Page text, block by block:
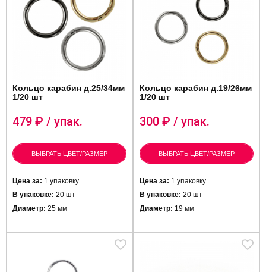
Кольцо карабин д.25/34мм
1/20 шт
479 ₽ / упак.
ВЫБРАТЬ ЦВЕТ/РАЗМЕР
Цена за: 1 упаковку
В упаковке: 20 шт
Диаметр: 25 мм
Кольцо карабин д.19/26мм
1/20 шт
300 ₽ / упак.
ВЫБРАТЬ ЦВЕТ/РАЗМЕР
Цена за: 1 упаковку
В упаковке: 20 шт
Диаметр: 19 мм